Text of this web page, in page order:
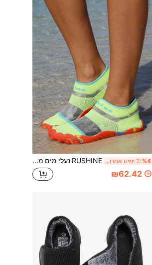
%4 2 ימים אחרונים RUSHINE נעלי מים מקצועיות חדשות לקיץ לנשים, נעלי שכשוך חיצוניות, מחממי רגליים נושמים לחוף, נעלי שנורקלינג וטיולים, סוליה רכה נגד החלקה, נעלי שחייה חיוניות
₪62.42